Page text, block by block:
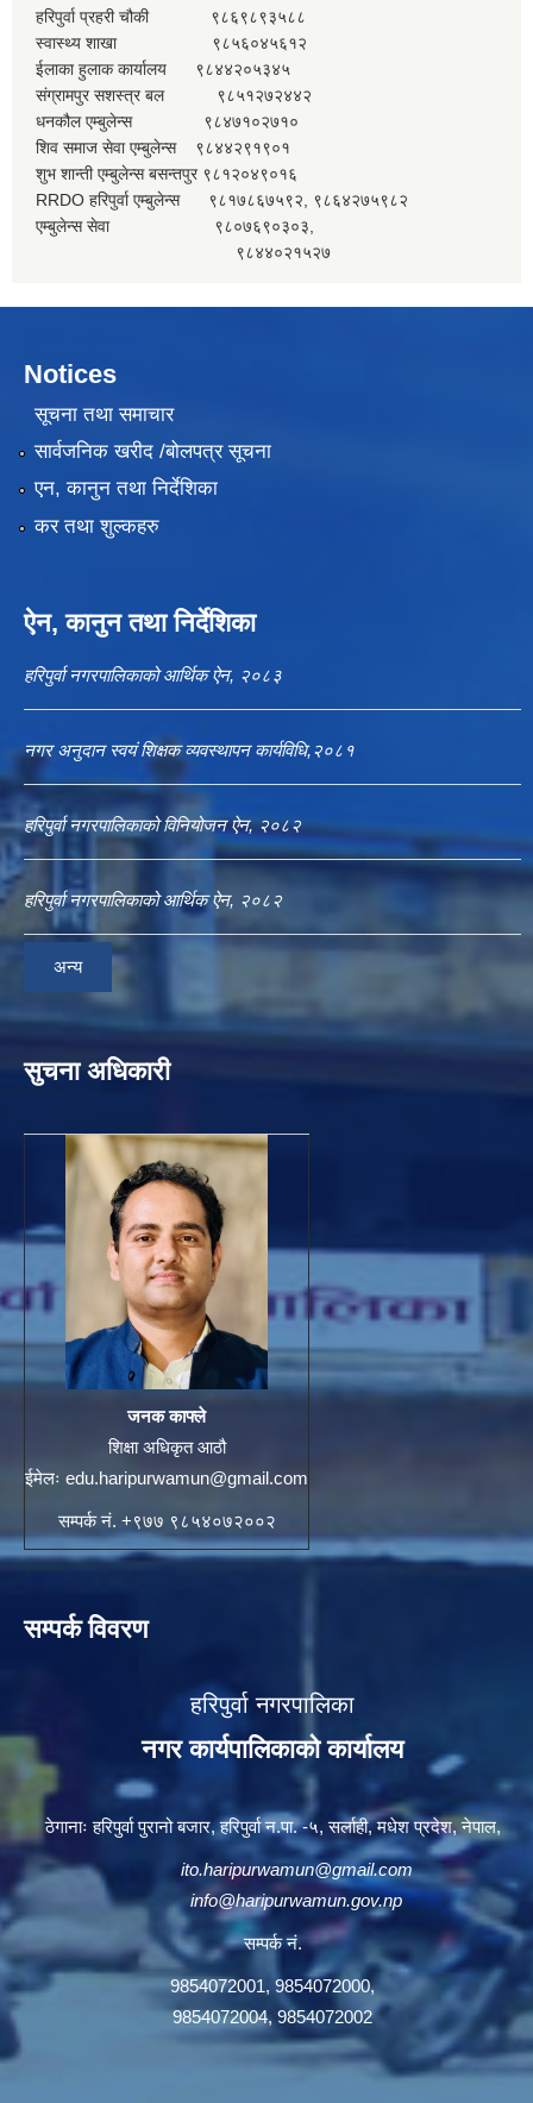
हरिपुर्वा प्रहरी चौकी ९८६९८९३५८८
स्वास्थ्य शाखा ९८५६०४५६१२
ईलाका हुलाक कार्यालय ९८४४२०५३४५
संग्रामपुर सशस्त्र बल ९८५१२७२४४२
धनकौल एम्बुलेन्स ९८४७१०२७१०
शिव समाज सेवा एम्बुलेन्स ९८४४२९१९०१
शुभ शान्ती एम्बुलेन्स बसन्तपुर ९८१२०४९०१६
RRDO हरिपुर्वा एम्बुलेन्स ९८१७८६७५९२, ९८६४२७५९८२
एम्बुलेन्स सेवा ९८०७६९०३०३,
९८४४०२१५२७
Notices
सूचना तथा समाचार
सार्वजनिक खरीद /बोलपत्र सूचना
एन, कानुन तथा निर्देशिका
कर तथा शुल्कहरु
ऐन, कानुन तथा निर्देशिका
हरिपुर्वा नगरपालिकाको आर्थिक ऐन, २०८३
नगर अनुदान स्वयं शिक्षक व्यवस्थापन कार्यविधि,२०८१
हरिपुर्वा नगरपालिकाको विनियोजन ऐन, २०८२
हरिपुर्वा नगरपालिकाको आर्थिक ऐन, २०८२
अन्य
सुचना अधिकारी
जनक काफ्ले
शिक्षा अधिकृत आठौ
ईमेलः edu.haripurwamun@gmail.com
सम्पर्क नं. +९७७ ९८५४०७२००२
सम्पर्क विवरण
हरिपुर्वा नगरपालिका
नगर कार्यपालिकाको कार्यालय
ठेगानाः हरिपुर्वा पुरानो बजार, हरिपुर्वा न.पा. -५, सर्लाही, मधेश प्रदेश, नेपाल,
ito.haripurwamun@gmail.com
info@haripurwamun.gov.np
सम्पर्क नं.
9854072001, 9854072000,
9854072004, 9854072002